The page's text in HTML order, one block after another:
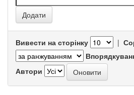
Вивести на сторінку |
Автори